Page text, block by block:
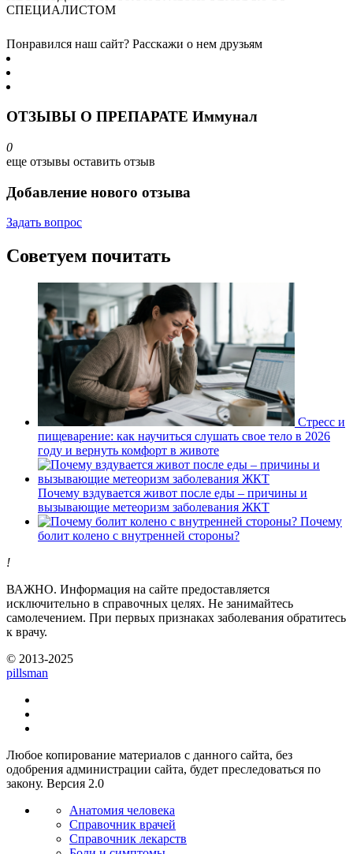
СПЕЦИАЛИСТОМ
Понравился наш сайт? Расскажи о нем друзьям
ОТЗЫВЫ О ПРЕПАРАТЕ Иммунал
0
еще отзывы оставить отзыв
Добавление нового отзыва
Задать вопрос
Советуем почитать
Стресс и
пищеварение: как научиться слушать свое тело в 2026
году и вернуть комфорт в животе
Почему вздувается живот после еды – причины и
вызывающие метеоризм заболевания ЖКТ
Почему
болит колено с внутренней стороны?
!
ВАЖНО. Информация на сайте предоставляется
исключительно в справочных целях. Не занимайтесь
самолечением. При первых признаках заболевания обратитесь
к врачу.
© 2013-2025
pillsman
Любое копирование материалов с данного сайта, без
одобрения администрации сайта, будет преследоваться по
закону. Версия 2.0
Анатомия человека
Справочник врачей
Справочник лекарств